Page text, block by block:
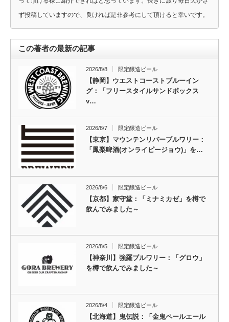
ず投稿していますので、良ければ是非参考にして頂けると幸いです。
この著者の最新の記事
2026/8/8 限定醸造ビール
【静岡】ウエストコーストブルーイン
グ：「フリースタイルサンドボックス
v…
2026/8/7 限定醸造ビール
【東京】マウンテンリバーブルワリー：
「鳳梨啤酒(オンライピージョウ)」を…
2026/8/6 限定醸造ビール
【京都】家守堂：「ミナミカゼ」を樽で
飲んでみました～
2026/8/5 限定醸造ビール
【神奈川】強羅ブルワリー：「グロウ」
を樽で飲んでみました～
2026/8/4 限定醸造ビール
【北海道】鬼伝説：「金鬼ペールエール